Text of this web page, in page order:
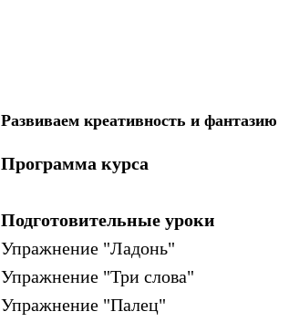
Развиваем креативность и фантазию
Программа курса
Подготовительные уроки
Упражнение "Ладонь"
Упражнение "Три слова"
Упражнение "Палец"